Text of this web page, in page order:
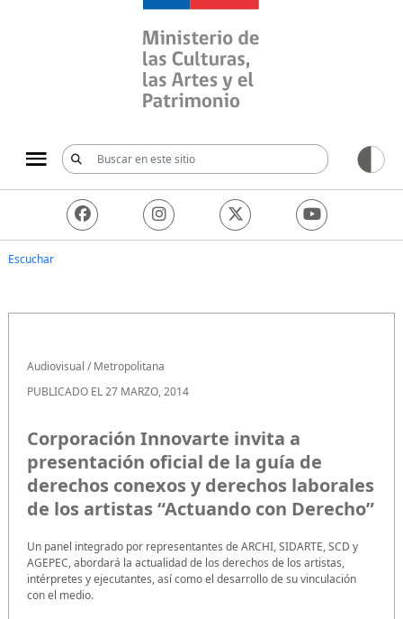
Ministerio de las
Escuchar
Audiovisual /Metropolitana
PUBLICADO EL 27 MARZO, 2014
Corporación Innovarte invita a
presentación oficial de la guía de
derechos conexos y derechos laborales
de los artistas “Actuando con Derecho”
Un panel integrado por representantes de ARCHI, SIDARTE, SCD y
AGEPEC, abordará la actualidad de los derechos de los artistas,
intérpretes y ejecutantes, así como el desarrollo de su vinculación
con el medio.